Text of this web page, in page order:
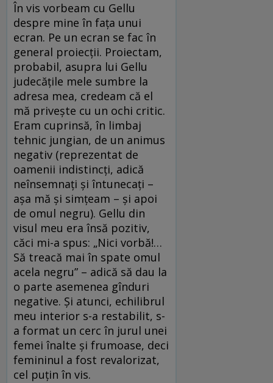
În vis vorbeam cu Gellu
despre mine în faţa unui
ecran. Pe un ecran se fac în
general proiecţii. Proiectam,
probabil, asupra lui Gellu
judecăţile mele sumbre la
adresa mea, credeam că el
mă priveşte cu un ochi critic.
Eram cuprinsă, în limbaj
tehnic jungian, de un animus
negativ (reprezentat de
oamenii indistincţi, adică
neînsemnaţi şi întunecaţi –
aşa mă şi simţeam – şi apoi
de omul negru). Gellu din
visul meu era însă pozitiv,
căci mi-a spus: „Nici vorbă!…
Să treacă mai în spate omul
acela negru” – adică să dau la
o parte asemenea gînduri
negative. Şi atunci, echilibrul
meu interior s-a restabilit, s-
a format un cerc în jurul unei
femei înalte şi frumoase, deci
femininul a fost revalorizat,
cel puţin în vis.